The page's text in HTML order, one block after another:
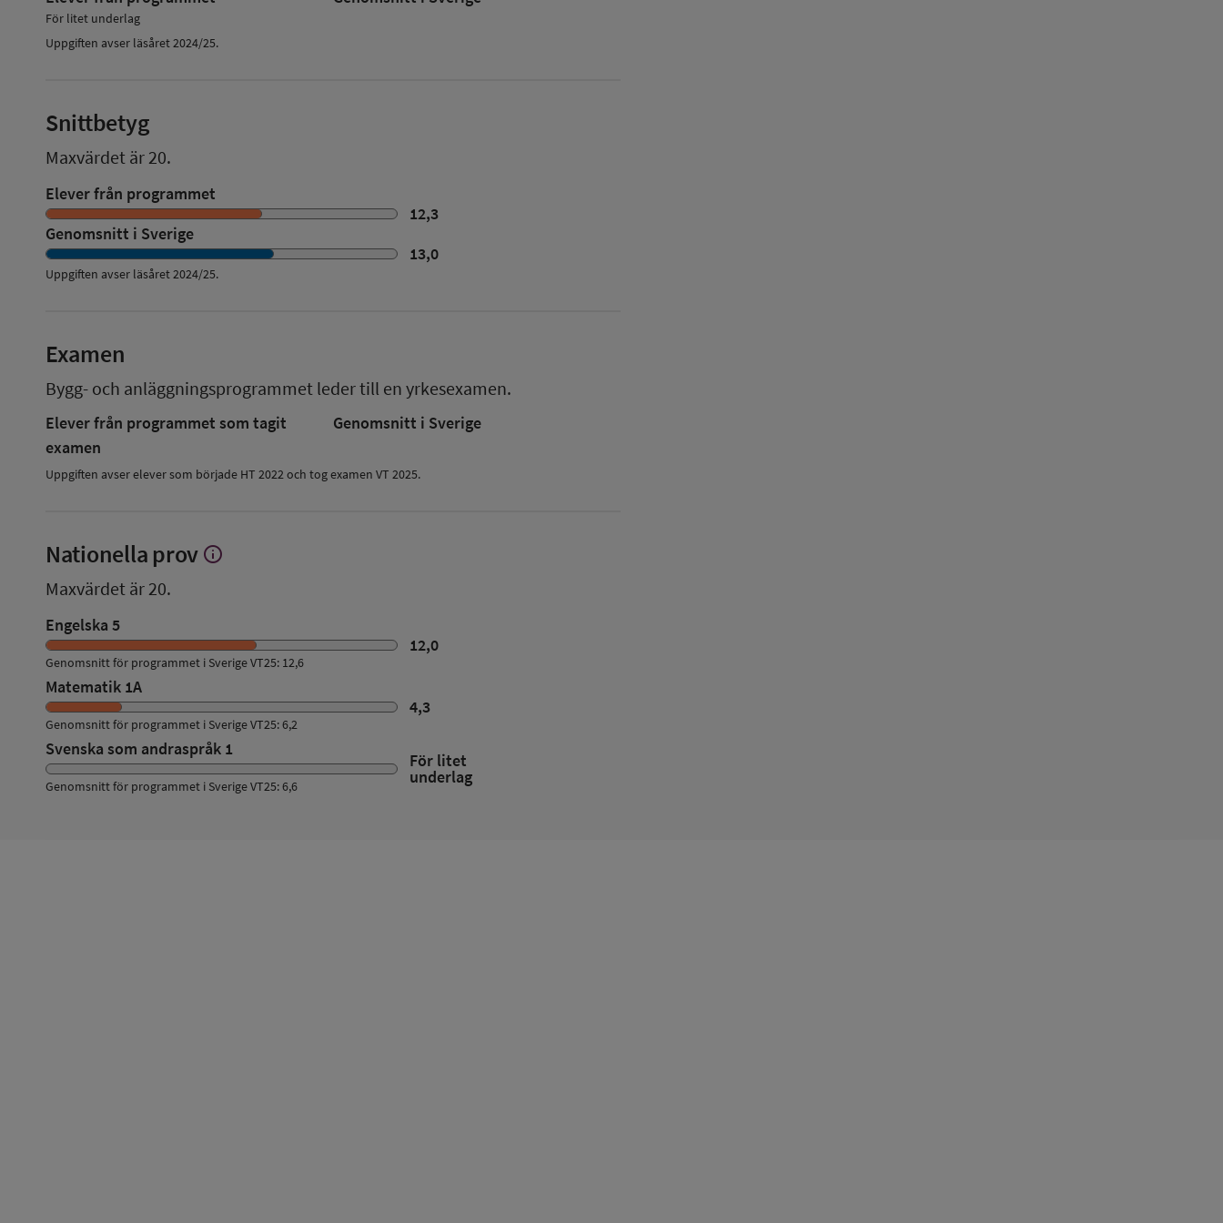
För litet underlag
Uppgiften avser läsåret 2024/25.
Snittbetyg
Maxvärdet är 20.
Elever från programmet
12,3
Genomsnitt i Sverige
13,0
Uppgiften avser läsåret2024/25.
Examen
Bygg- och anläggningsprogrammet leder till en yrkesexamen.
Elever från programmet som tagit
examen
Genomsnitt i Sverige
Uppgiften avser elever som började HT 2022 och tog examen VT 2025.
Nationella prov Visa
info
Maxvärdet är 20.
Engelska 5
12,0
Genomsnitt för programmet i Sverige VT25: 12,6
Matematik 1A
4,3
Genomsnitt för programmet i Sverige VT25: 6,2
Svenska som andraspråk 1
För litet
underlag
Genomsnitt för programmet i Sverige VT25: 6,6